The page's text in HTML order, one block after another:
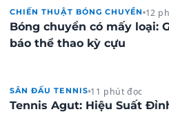
CHIẾN THUẬT BÓNG CHUYỀN 12
Bóng chuyền có mấy loại:
báo thể thao kỳ cựu
SÂN ĐẤU TENNIS 11 phút đọc
Tennis Agut: Hiệu Suất